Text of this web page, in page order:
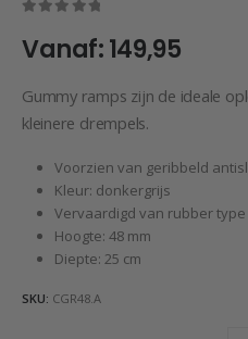
Vanaf:149,95
Gummy ramps zijn de ideale
kleinere drempels.
Voorzien van geribbeld
Kleur: donkergrijs
Vervaardigd van rubber type
Hoogte: 48 mm
Diepte: 25 cm
SKU: CGR48.A